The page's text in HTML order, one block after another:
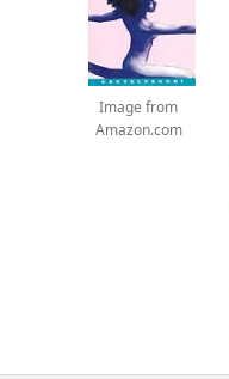
Image from
Amazon.com